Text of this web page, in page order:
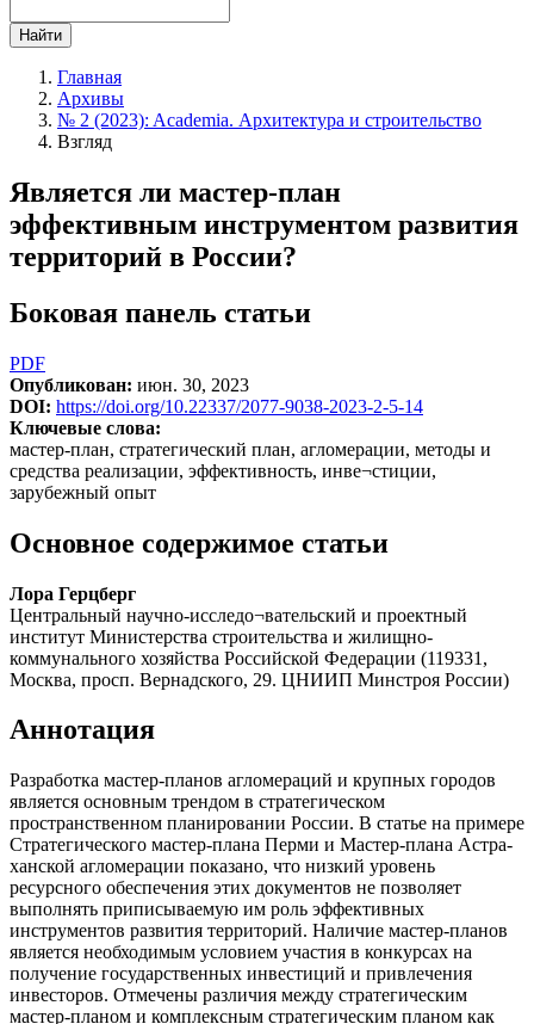
Найти
Главная
Архивы
№ 2 (2023): Academia. Архитектура и строительство
Взгляд
Является ли мастер-план
эффективным инструментом развития
территорий в России?
Боковая панель статьи
PDF
Опубликован: июн. 30, 2023
DOI: https://doi.org/10.22337/2077-9038-2023-2-5-14
Ключевые слова:
мастер-план, стратегический план, агломерации, методы и
средства реализации, эффективность, инве¬стиции,
зарубежный опыт
Основное содержимое статьи
Лора Герцберг
Центральный научно-исследо¬вательский и проектный
институт Министерства строительства и жилищно-
коммунального хозяйства Российской Федерации (119331,
Москва, просп. Вернадского, 29. ЦНИИП Минстроя России)
Аннотация
Разработка мастер-планов агломераций и крупных городов
является основным трендом в стратегическом
пространственном планировании России. В статье на примере
Стратегического мастер-плана Перми и Мастер-плана Астра­
ханской агломерации показано, что низкий уровень
ресурсного обеспечения этих документов не позволяет
выполнять приписываемую им роль эффективных
инструментов развития территорий. Наличие мастер-планов
является необходимым условием участия в конкурсах на
получение государственных инвестиций и привлечения
инвесторов. Отмечены различия между стратегическим
мастер-планом и комплексным стратегическим планом как